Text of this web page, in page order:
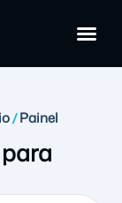
/ Painel